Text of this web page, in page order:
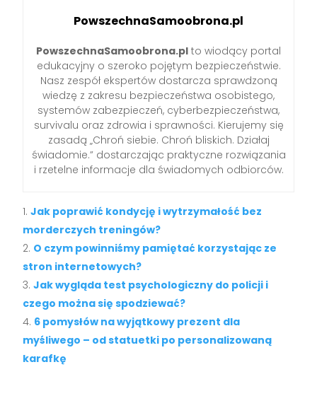
PowszechnaSamoobrona.pl
PowszechnaSamoobrona.pl to wiodący portal
edukacyjny o szeroko pojętym bezpieczeństwie.
Nasz zespół ekspertów dostarcza sprawdzoną
wiedzę z zakresu bezpieczeństwa osobistego,
systemów zabezpieczeń, cyberbezpieczeństwa,
survivalu oraz zdrowia i sprawności. Kierujemy się
zasadą „Chroń siebie. Chroń bliskich. Działaj
świadomie.” dostarczając praktyczne rozwiązania
i rzetelne informacje dla świadomych odbiorców.
Jak poprawić kondycję i wytrzymałość bez
morderczych treningów?
O czym powinniśmy pamiętać korzystając ze
stron internetowych?
Jak wygląda test psychologiczny do policji i
czego można się spodziewać?
6 pomysłów na wyjątkowy prezent dla
myśliwego – od statuetki po personalizowaną
karafkę